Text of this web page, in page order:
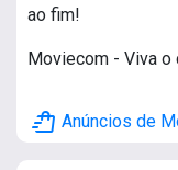
ao fim!
Moviecom - Viva o
shopping_bag_speed Anúncios de